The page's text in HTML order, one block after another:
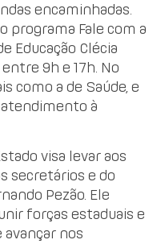
encaminhadas.
programa Fale com a
Educação Clécia
9h e 17h. No
como a de Saúde, e
à
visa levar aos
secretários e do
Pezão. Ele
forças estaduais e
nos